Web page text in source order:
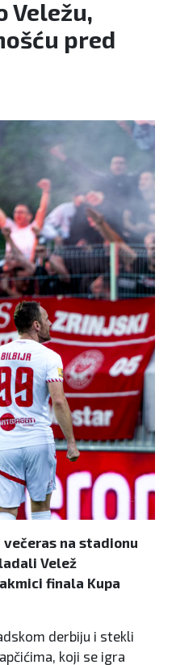
Veležu,
pred
na stadionu
Velež
finala Kupa
derbiju i stekli
koji se igra